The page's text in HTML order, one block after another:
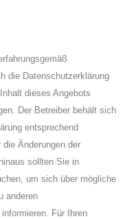
die Datenschutzerklärung
dieses Angebots
Der Betreiber behält sich
entsprechend
Änderungen der
sollten Sie in
um sich über mögliche
anderen
Für Ihren